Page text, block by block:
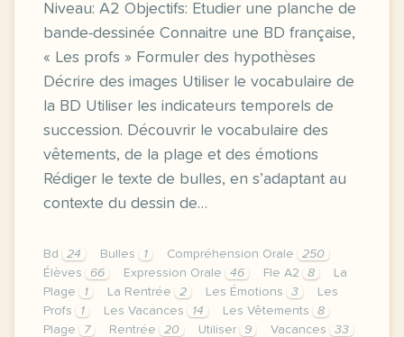
Niveau: A2 Objectifs: Etudier une planche de
bande-dessinée Connaitre une BD française,
« Les profs » Formuler des hypothèses
Décrire des images Utiliser le vocabulaire de
la BD Utiliser les indicateurs temporels de
succession. Découvrir le vocabulaire des
vêtements, de la plage et des émotions
Rédiger le texte de bulles, en s’adaptant au
contexte du dessin de…
Bd 24 Bulles 1 Compréhension Orale
250
Élèves
66 Expression Orale 46 Fle A2 8
La
Plage
1 La Rentrée 2 Les Émotions 3
Les
Profs
1 Les Vacances 14 Les Vêtements
8
Plage
7 Rentrée 20 Utiliser 9 Vacances
33